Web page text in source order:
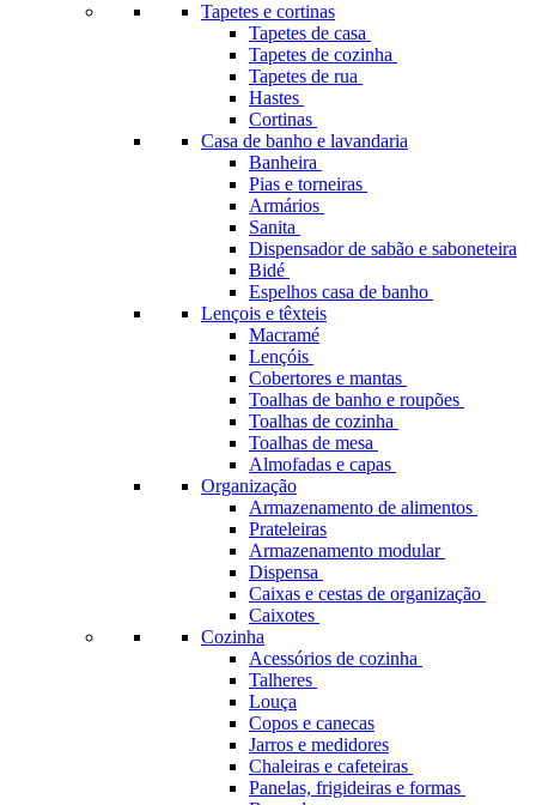
Tapetes e cortinas
Tapetes de casa
Tapetes de cozinha
Tapetes de rua
Hastes
Cortinas
Casa de banho e lavandaria
Banheira
Pias e torneiras
Armários
Sanita
Dispensador de sabão e saboneteira
Bidé
Espelhos casa de banho
Lençois e têxteis
Macramé
Lençóis
Cobertores e mantas
Toalhas de banho e roupões
Toalhas de cozinha
Toalhas de mesa
Almofadas e capas
Organização
Armazenamento de alimentos
Prateleiras
Armazenamento modular
Dispensa
Caixas e cestas de organização
Caixotes
Cozinha
Acessórios de cozinha
Talheres
Louça
Copos e canecas
Jarros e medidores
Chaleiras e cafeteiras
Panelas, frigideiras e formas